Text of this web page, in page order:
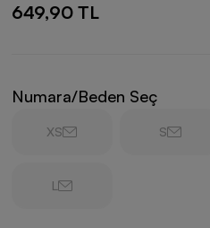
649,90 TL
Numara/Beden Seç
XS S
L